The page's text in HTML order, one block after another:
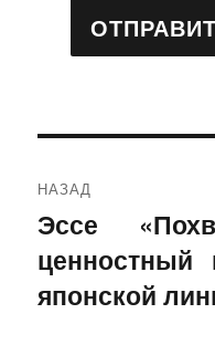
по
записям
НАЗАД
Предыдущая
запись:
Эссе
ценностный
японской